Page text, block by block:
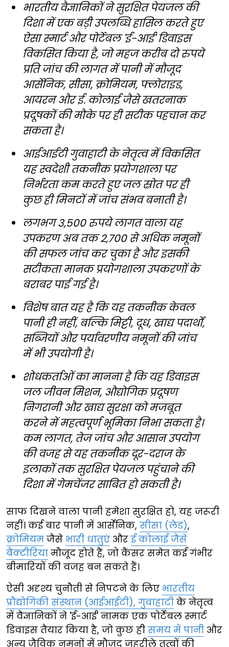
भारतीय वैज्ञानिकों ने सुरक्षित पेयजल की
दिशा में एक बड़ी उपलब्धि हासिल करते हुए
ऐसा स्मार्ट और पोर्टेबल 'ई-आई' डिवाइस
विकसित किया है, जो महज करीब दो रुपये
प्रति जांच की लागत में पानी में मौजूद
आर्सेनिक, सीसा, क्रोमियम, फ्लोराइड,
आयरन और ई. कोलाई जैसे खतरनाक
प्रदूषकों की मौके पर ही सटीक पहचान कर
सकता है।
आईआईटी गुवाहाटी के नेतृत्व में विकसित
यह स्वदेशी तकनीक प्रयोगशाला पर
निर्भरता कम करते हुए जल स्रोत पर ही
कुछ ही मिनटों में जांच संभव बनाती है।
लगभग 3,500 रुपये लागत वाला यह
उपकरण अब तक 2,700 से अधिक नमूनों
की सफल जांच कर चुका है और इसकी
सटीकता मानक प्रयोगशाला उपकरणों के
बराबर पाई गई है।
विशेष बात यह है कि यह तकनीक केवल
पानी ही नहीं, बल्कि मिट्टी, दूध, खाद्य पदार्थों,
सब्जियों और पर्यावरणीय नमूनों की जांच
में भी उपयोगी है।
शोधकर्ताओं का मानना है कि यह डिवाइस
जल जीवन मिशन, औद्योगिक प्रदूषण
निगरानी और खाद्य सुरक्षा को मजबूत
करने में महत्वपूर्ण भूमिका निभा सकता है।
कम लागत, तेज जांच और आसान उपयोग
की वजह से यह तकनीक दूर-दराज के
इलाकों तक सुरक्षित पेयजल पहुंचाने की
दिशा में गेमचेंजर साबित हो सकती है।
साफ दिखने वाला पानी हमेशा सुरक्षित हो, यह जरूरी
नहीं। कई बार पानी में आर्सेनिक, सीसा (लेड),
क्रोमियम जैसे भारी धातुएं औरई कोलाई जैसे
बैक्टीरिया मौजूद होते हैं, जो कैंसर समेत कई गंभीर
बीमारियों की वजह बन सकते हैं।
ऐसी अदृश्य चुनौती से निपटने के लिए भारतीय
प्रौद्योगिकी संस्थान (आईआईटी), गुवाहाटी के नेतृत्व
में वैज्ञानिकों ने 'ई-आई' नामक एक पोर्टेबल स्मार्ट
डिवाइस तैयार किया है, जो कुछ ही समय में पानी और
अन्य जैविक नमूनों में मौजूद जहरीले तत्वों की